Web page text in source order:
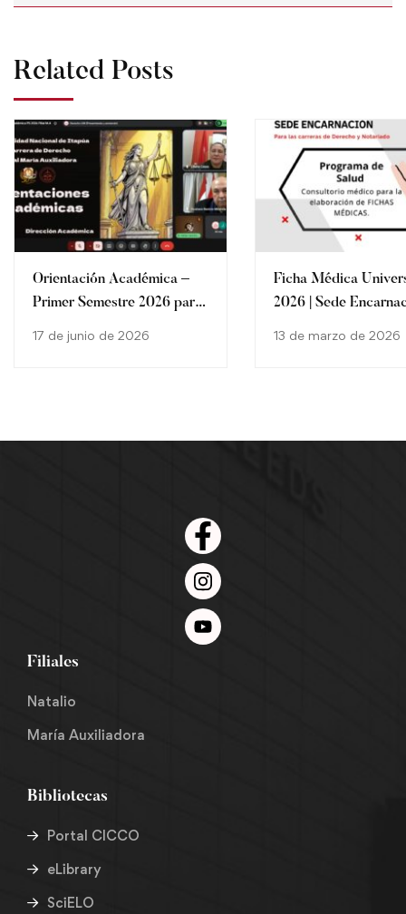
Related Posts
Orientación Académica –
Primer Semestre 2026 para
17 de junio de 2026
Ficha Médica
2026 | Sede
13 de marzo de 2026
Filiales
Natalio
María Auxiliadora
Bibliotecas
Portal CICCO
eLibrary
SciELO